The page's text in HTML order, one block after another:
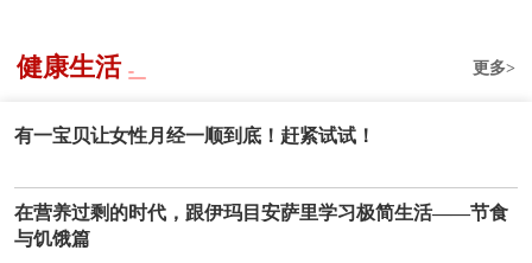
更多>
健康生活
有一宝贝让女性月经一顺到底！赶紧试试！
在营养过剩的时代，跟伊玛目安萨里学习极简生活——节食
与饥饿篇